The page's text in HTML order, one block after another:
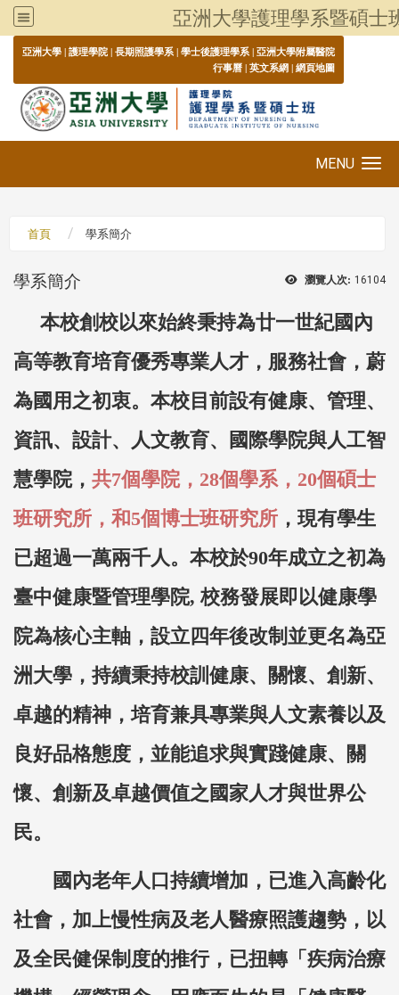
亞洲大學護理學系暨碩士
亞洲大學 | 護理學院 | 長期照護學系 | 學士後護理學系 | 亞洲大學附屬醫院
行事曆 | 英文系網 | 網頁地圖
MENU
首頁 學系簡介
瀏覽人次: 16104
學系簡介
本校創校以來始終秉持為廿一世紀國內
高等教育培育優秀專業人才，服務社會，蔚
為國用之初衷。本校目前設有健康、管理、
資訊、設計、人文教育、國際學院與人工智
慧學院， 共7個學院，28個學系，20個碩士
班研究所，和5個博士班研究所 ，現有學生
已超過一萬兩千人。本校於90年成立之初為
臺中健康暨管理學院, 校務發展即以健康學
院為核心主軸，設立四年後改制並更名為亞
洲大學，持續秉持校訓健康、關懷、創新、
卓越的精神，培育兼具專業與人文素養以及
良好品格態度，並能追求與實踐健康、關
懷、創新及卓越價值之國家人才與世界公
民。
國內老年人口持續增加，已進入高齡化
社會，加上慢性病及老人醫療照護趨勢，以
及全民健保制度的推行，已扭轉「疾病治療